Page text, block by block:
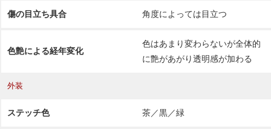
傷の目立ち具合 角度によっては目立つ
色艶による経年変化
色はあまり変わらないが全体的
に艶があがり透明感が加わる
外装
ステッチ色 茶／黒／緑